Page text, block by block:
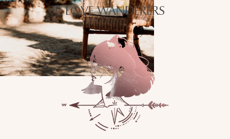
LOVE WANDERERS